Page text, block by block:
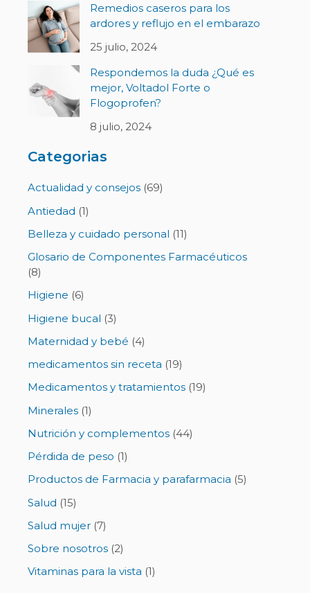
Remedios caseros para los
ardores y reflujo en el embarazo
25 julio, 2024
Respondemos la duda ¿Qué es
mejor, Voltadol Forte o
Flogoprofen?
8 julio, 2024
Categorias
Actualidad y consejos (69)
Antiedad (1)
Belleza y cuidado personal (11)
Glosario de Componentes Farmacéuticos
(8)
Higiene (6)
Higiene bucal (3)
Maternidad y bebé (4)
medicamentos sin receta (19)
Medicamentos y tratamientos (19)
Minerales (1)
Nutrición y complementos (44)
Pérdida de peso (1)
Productos de Farmacia y parafarmacia (5)
Salud (15)
Salud mujer (7)
Sobre nosotros (2)
Vitaminas para la vista (1)